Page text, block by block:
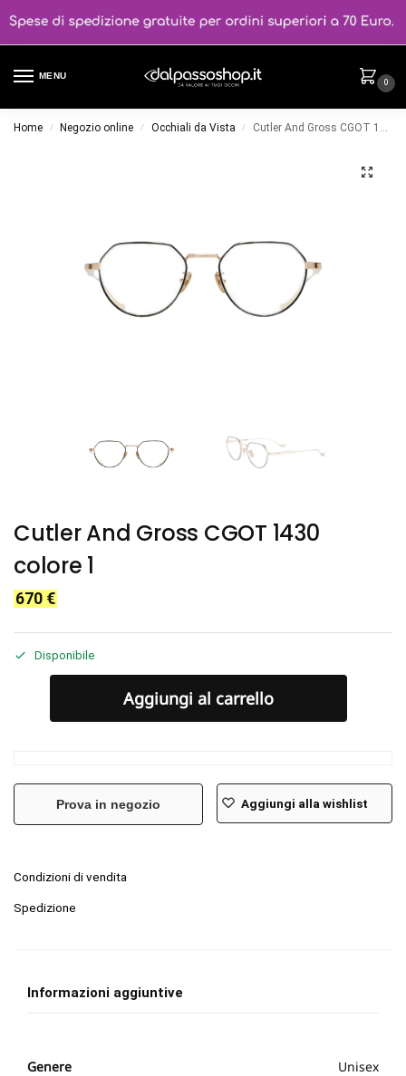
MENU
0
Home / Negozio online / Occhiali da Vista / Cutler And Gross CGOT 1430 colore 1
Cutler And Gross CGOT 1430
colore 1
670 €
Disponibile
Aggiungi al carrello
Prova in negozio Aggiungi alla wishlist
Condizioni di vendita
Spedizione
Informazioni aggiuntive
Genere Unisex